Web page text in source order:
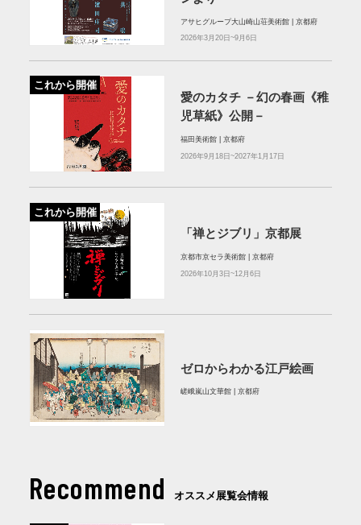
アサヒグループ大山崎山荘美術館 | 京都府
2026年3月20日~9月6日
これから開催
愛のカタチ －幻の春画《稚
児草紙》公開－
福田美術館 | 京都府
2026年9月18日~2027年1月17日
これから開催
「禅とジブリ」京都展
京都市京セラ美術館 | 京都府
2026年10月3日~12月6日
ゼロからわかる江戸絵画
嵯峨嵐山文華館 | 京都府
Recommend オススメ展覧会情報